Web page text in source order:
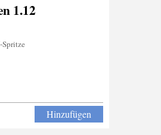
1.12
Spritze
Hinzufügen